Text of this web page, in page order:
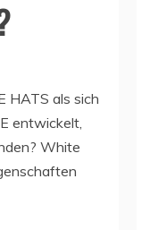
HATS als sich
entwickelt,
White